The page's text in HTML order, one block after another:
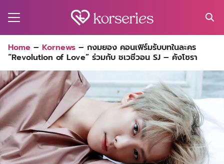
for:
Home – Kornews – กงมยอง คอนเฟิร์มรับบทในละคร
“Revolution of Love” ร่วมกับ ชเวชีวอน SJ – คังโซรา